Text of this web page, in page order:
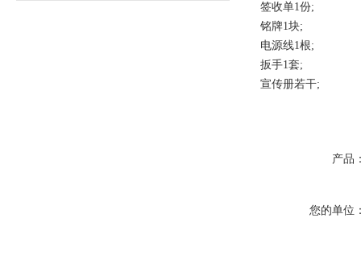
签收单1份;
铭牌1块;
电源线1根;
扳手1套;
宣传册若干;
产品
您的单位